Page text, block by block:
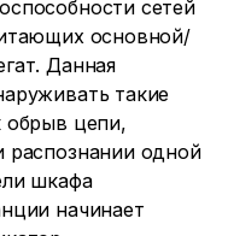
сетей
основной/
Данная
такие
обрыв цепи,
распознании одной
шкафа
начинает